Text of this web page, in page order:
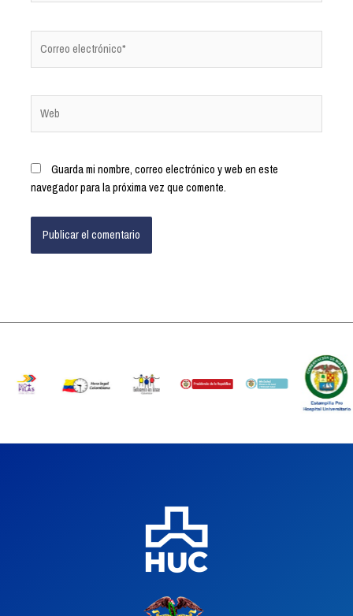
Guarda mi nombre, correo electrónico y web en este
navegador para la próxima vez que comente.